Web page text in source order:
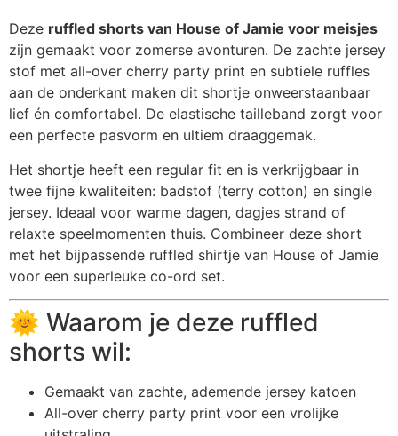
Deze ruffled shorts van House of Jamie voor meisjes
zijn gemaakt voor zomerse avonturen. De zachte jersey
stof met all-over cherry party print en subtiele ruffles
aan de onderkant maken dit shortje onweerstaanbaar
lief én comfortabel. De elastische tailleband zorgt voor
een perfecte pasvorm en ultiem draaggemak.
Het shortje heeft een regular fit en is verkrijgbaar in
twee fijne kwaliteiten: badstof (terry cotton) en single
jersey. Ideaal voor warme dagen, dagjes strand of
relaxte speelmomenten thuis. Combineer deze short
met het bijpassende ruffled shirtje van House of Jamie
voor een superleuke co-ord set.
🌞 Waarom je deze ruffled
shorts wil:
Gemaakt van zachte, ademende jersey katoen
All-over cherry party print voor een vrolijke